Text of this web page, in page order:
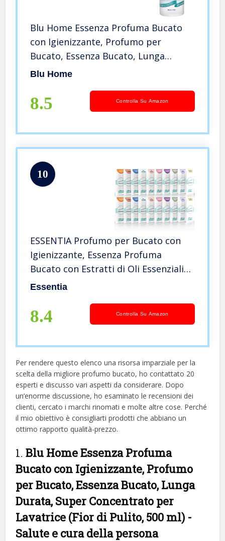
Blu Home Essenza Profuma Bucato
con Igienizzante, Profumo per
Bucato, Essenza Bucato, Lunga
Durata, Super Concentrato per
Blu Home
8.5 Controlla Su Amazon
10
ESSENTIA Profumo per Bucato con
Igienizzante, Essenza Profuma
Bucato con Estratti di Oli Essenziali
Naturali (Tutte le Fragranze, Kit di
Essentia
8.4 Controlla Su Amazon
Per rendere questo elenco una risorsa imparziale per la
scelta della migliore profumo bucato, ​​ho contattato 20
esperti e discusso vari aspetti da considerare. Dopo
un’enorme discussione, ho esaminato le recensioni dei
clienti, cercato i marchi rinomati e molte altre cose. Perché
il mio obiettivo è consigliarti prodotti che abbiano un
ottimo rapporto qualità-prezzo.
1.Blu Home Essenza Profuma
Bucato con Igienizzante, Profumo
per Bucato, Essenza Bucato, Lunga
Durata, Super Concentrato per
Lavatrice (Fior di Pulito, 500 ml) -
Salute e cura della persona